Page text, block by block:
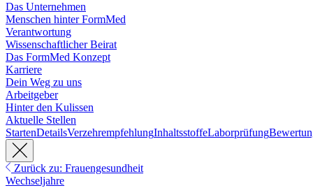
Das Unternehmen
Menschen hinter FormMed
Verantwortung
Wissenschaftlicher Beirat
Das FormMed Konzept
Karriere
Dein Weg zu uns
Arbeitgeber
Hinter den Kulissen
Aktuelle Stellen
StartenDetailsVerzehrempfehlungInhaltsstoffeLaborprüfung
Zurück zu: Frauengesundheit
Wechseljahre